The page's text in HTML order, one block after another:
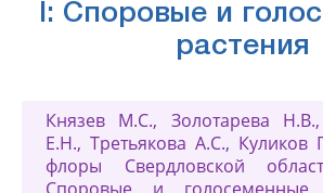
I: Споровые и
растения
Князев М.С., Золотарева Н.В.,
Е.Н., Третьякова А.С., Куликов
флоры Свердловской